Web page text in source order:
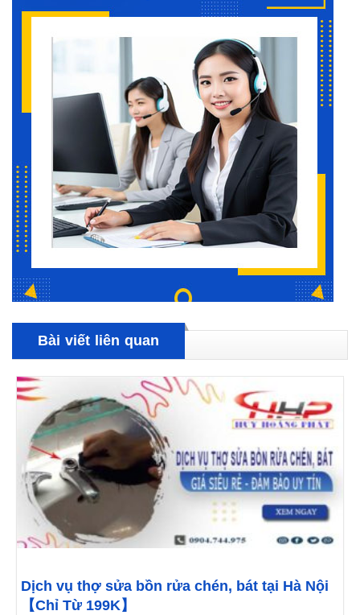
Bài viết liên quan
Dịch vụ thợ sửa bồn rửa chén, bát tại Hà Nội
【Chỉ Từ 199K】